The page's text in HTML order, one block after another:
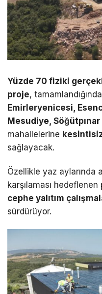
Yüzde 70 fiziki
proje, tamamlandığında
Emirleryenicesi,
Mesudiye,
mahallelerine
sağlayacak.
Özellikle yaz aylarında
karşılaması
cephe yalıtım
sürdürüyor.